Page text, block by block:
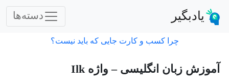
یادبگیر دسته‌ها
چرا کسب و کارت جایی که باید نیست؟
آموزش زبان انگلیسی – واژه Ilk